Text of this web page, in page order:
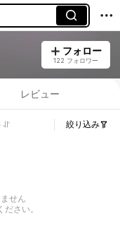
フォロー
122 フォロワー
レビュー
絞り込み
せん
さい。